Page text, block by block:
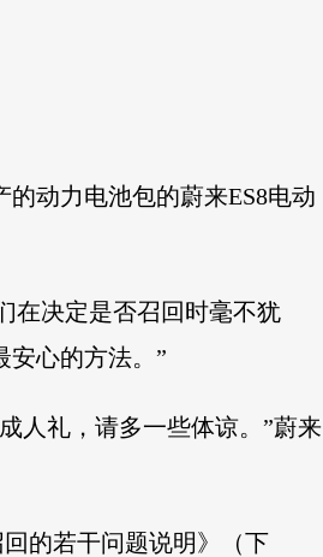
动力电池包的蔚来ES8电动
在决定是否召回时毫不犹
安心的方法。”
人礼，请多一些体谅。”蔚来
的若干问题说明》（下